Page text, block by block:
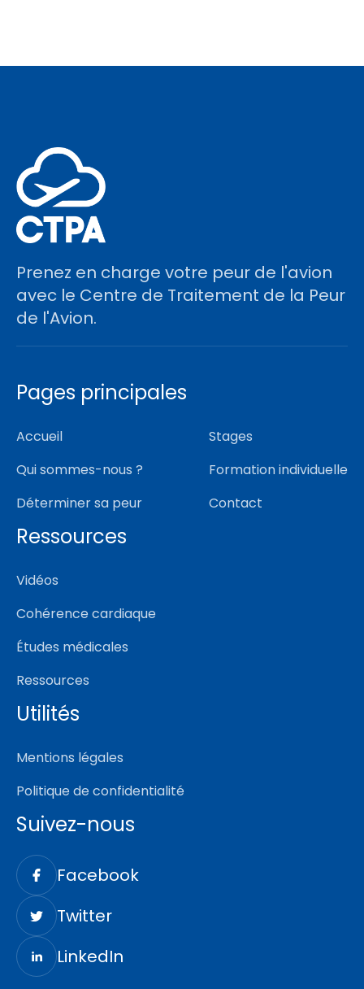
Prenez en charge votre peur de l'avion
avec le Centre de Traitement de la Peur
de l'Avion.
Pages principales
Accueil
Qui sommes-nous ?
Déterminer sa peur
Stages
Formation individuelle
Contact
Ressources
Vidéos
Cohérence cardiaque
Études médicales
Ressources
Utilités
Mentions légales
Politique de confidentialité
Suivez-nous
Facebook
Twitter
LinkedIn